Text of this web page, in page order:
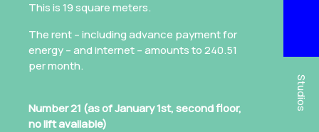
This is 19 square meters.
The rent – including advance payment for
energy – and internet – amounts to 240.51
per month.
Number 21 (as of January 1st, second floor,
no lift available)
Studios